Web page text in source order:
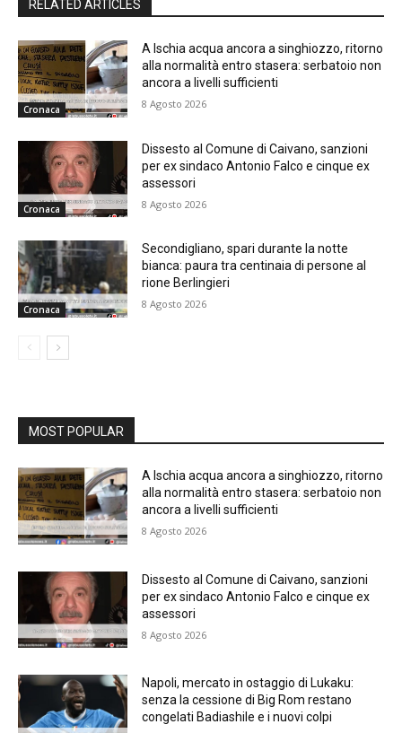
RELATED ARTICLES
Cronaca
A Ischia acqua ancora a singhiozzo, ritorno
alla normalità entro stasera: serbatoio non
ancora a livelli sufficienti
8 Agosto 2026
Cronaca
Dissesto al Comune di Caivano, sanzioni
per ex sindaco Antonio Falco e cinque ex
assessori
8 Agosto 2026
Cronaca
Secondigliano, spari durante la notte
bianca: paura tra centinaia di persone al
rione Berlingieri
8 Agosto 2026
MOST POPULAR
A Ischia acqua ancora a singhiozzo, ritorno
alla normalità entro stasera: serbatoio non
ancora a livelli sufficienti
8 Agosto 2026
Dissesto al Comune di Caivano, sanzioni
per ex sindaco Antonio Falco e cinque ex
assessori
8 Agosto 2026
Napoli, mercato in ostaggio di Lukaku:
senza la cessione di Big Rom restano
congelati Badiashile e i nuovi colpi